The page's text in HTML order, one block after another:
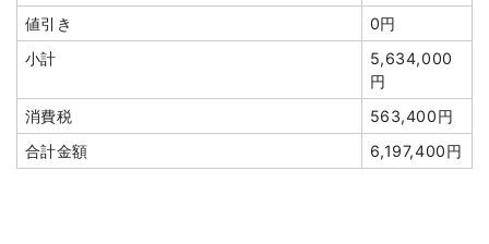
鉄骨造工場1階建て
坪数 47坪
建物解体費用
値引き
0円
小計
5,634,000
円
消費税
563,400円
合計金額
6,197,400円